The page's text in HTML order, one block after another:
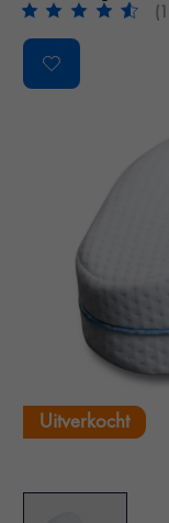
De beoordeling van
Product image
Uitverkocht